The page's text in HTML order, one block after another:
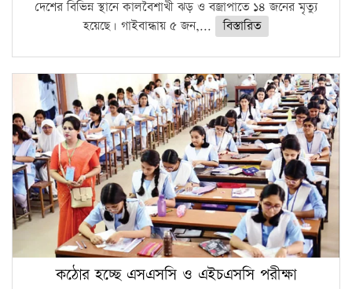
দেশের বিভিন্ন স্থানে কালবৈশাখী ঝড় ও বজ্রাপাতে ১৪ জনের মৃত্যু
হয়েছে। গাইবান্ধায় ৫ জন,...
বিস্তারিত
কঠোর হচ্ছে এসএসসি ও এইচএসসি পরীক্ষা